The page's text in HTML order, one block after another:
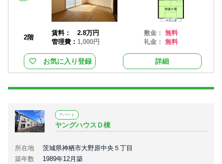
2階
賃料：
2.8万円
管理費： 1,000円
敷金：無料
礼金：無料
お気に入り登録 詳細
アパート
ヤングハウスＤ棟
所在地
茨城県神栖市大野原中央５丁目
築年数
1989年12月築